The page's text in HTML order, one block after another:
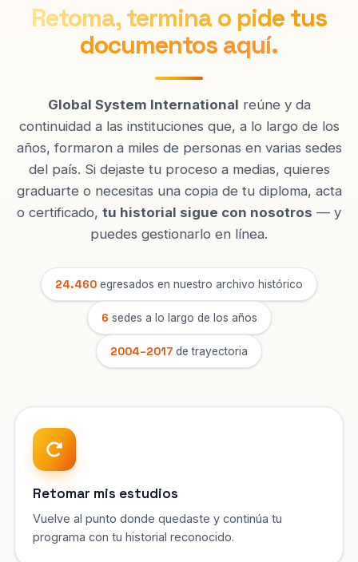
Retoma, termina o pide tus
documentos aquí.
Global System International reúne y da
continuidad a las instituciones que, a lo largo de los
años, formaron a miles de personas en varias sedes
del país. Si dejaste tu proceso a medias, quieres
graduarte o necesitas una copia de tu diploma, acta
o certificado, tu historial sigue con nosotros — y
puedes gestionarlo en línea.
24.460 egresados en nuestro archivo histórico
6 sedes a lo largo de los años
2004–2017 de trayectoria
Retomar mis estudios
Vuelve al punto donde quedaste y continúa tu
programa con tu historial reconocido.